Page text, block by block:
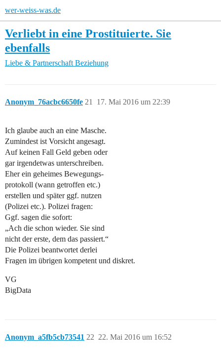
wer-weiss-was.de
Verliebt in eine Prostituierte. Sie
ebenfalls
Liebe & Partnerschaft Beziehung
Anonym_76acbc6650fe 17. Mai 2016 um 22:39
21
Ich glaube auch an eine Masche.
Zumindest ist Vorsicht angesagt.
Auf keinen Fall Geld geben oder
gar irgendetwas unterschreiben.
Eher ein geheimes Bewegungs-
protokoll (wann getroffen etc.)
erstellen und später ggf. nutzen
(Polizei etc.). Polizei fragen:
Ggf. sagen die sofort:
„Ach die schon wieder. Sie sind
nicht der erste, dem das passiert.“
Die Polizei beantwortet derlei
Fragen im übrigen kompetent und diskret.
VG
BigData
Anonym_a5fb5cb73541 22. Mai 2016 um 16:52
22